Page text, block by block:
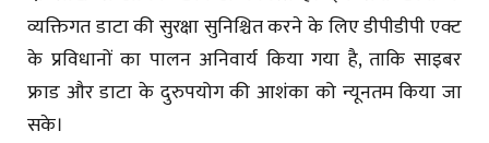
व्यक्तिगत डाटा की सुरक्षा सुनिश्चित करने के लिए डीपीडीपी एक्ट
के प्रविधानों का पालन अनिवार्य किया गया है, ताकि साइबर
फ्राड और डाटा के दुरुपयोग की आशंका को न्यूनतम किया जा
सके।